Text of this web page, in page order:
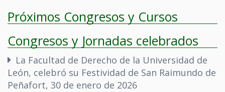
Próximos Congresos y Cursos
Congresos y Jornadas celebrados
La Facultad de Derecho de la Universidad de
León, celebró su Festividad de San Raimundo de
Peñafort, 30 de enero de 2026